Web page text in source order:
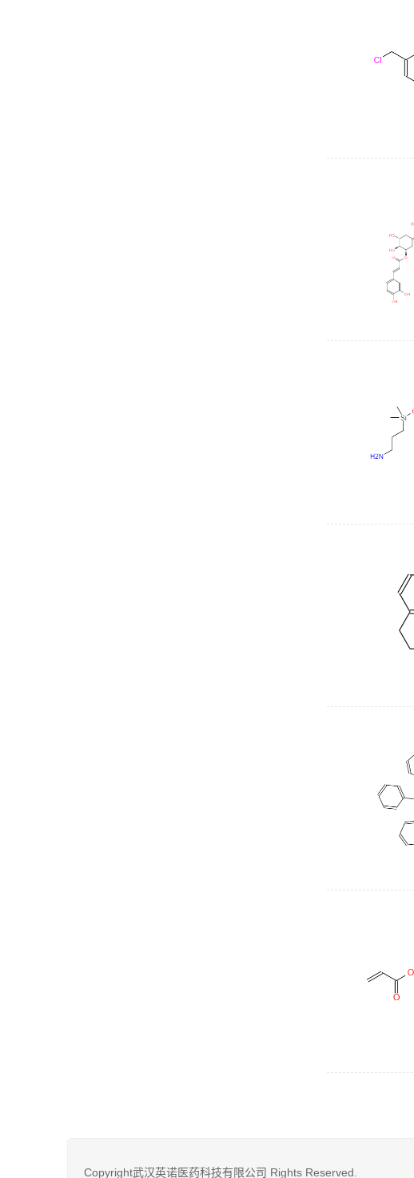
Copyright武汉英诺医药科技有限公司 Rights Reserved.